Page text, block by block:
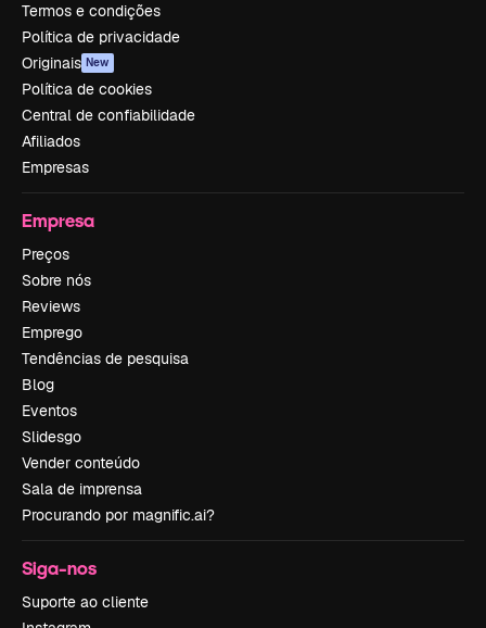
Termos e condições
Política de privacidade
Originais New
Política de cookies
Central de confiabilidade
Afiliados
Empresas
Empresa
Preços
Sobre nós
Reviews
Emprego
Tendências de pesquisa
Blog
Eventos
Slidesgo
Vender conteúdo
Sala de imprensa
Procurando por magnific.ai?
Siga-nos
Suporte ao cliente